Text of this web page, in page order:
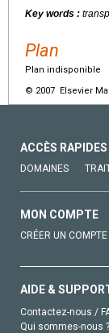
Key words :
Plan
Plan indisponible
© 2007 Elsevier
ACCÈS RAPIDES
DOMAINES
MON COMPTE
CRÉER UN COMPTE
AIDE &
Contactez-nous /
Qui sommes-nous ?